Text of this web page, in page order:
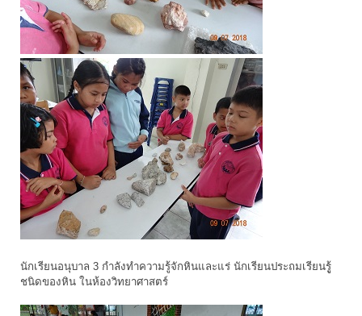
นักเรียนอนุบาล 3 กำลังทำความรู้จักหินและแร่ นักเรียนประถมเรียนรูู้
ชนิดของหิน ในห้องวิทยาศาสตร์